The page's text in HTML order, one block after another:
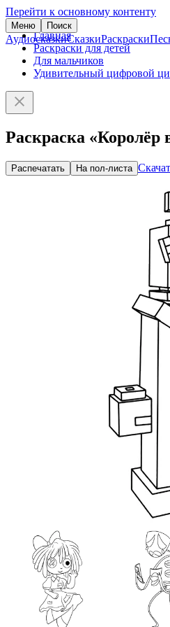
Перейти к основному контенту
Меню Поиск
АудиосказкиСказкиРаскраски
Главная
Раскраски для детей
Для мальчиков
Удивительный цифровой
Раскраска «Королёр
Распечатать На пол-листа